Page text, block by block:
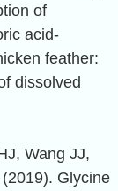
of
acid-
feather:
dissolved
Wang JJ,
(2019). Glycine